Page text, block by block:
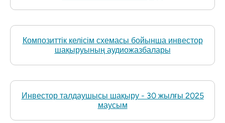
Композиттік келісім схемасы бойынша инвестор
шақыруының аудиожазбалары
Инвестор талдаушысы шақыру - 30 жылғы 2025
маусым